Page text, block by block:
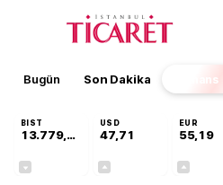
Bugün Son Dakika Finans
BIST
13.779,39
USD
47,71
EUR
55,19